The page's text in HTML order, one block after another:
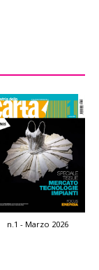
n.1 - Marzo 2026